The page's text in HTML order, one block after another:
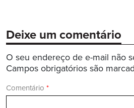
Deixe um comentário
O seu endereço de e-mail não
Campos obrigatórios são
Comentário *